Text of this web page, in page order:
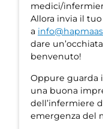
medici/
Allora invia il
a
dare
benvenuto!
Oppure guarda
una buona
dell’infermiere
emergenza del